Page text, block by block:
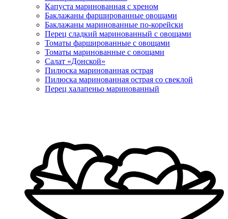
Капуста маринованная с хреном
Баклажаны фаршированные овощами
Баклажаны маринованные по-корейски
Перец сладкий маринованный с овощами
Томаты фаршированные с овощами
Томаты маринованные с овощами
Салат «Донской»
Пилюска маринованная острая
Пилюска маринованная острая со свеклой
Перец халапеньо маринованный